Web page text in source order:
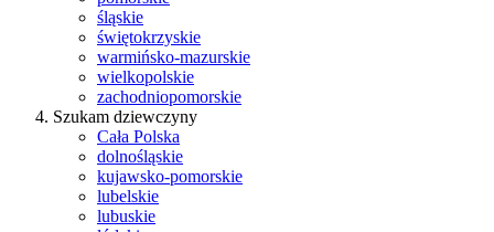
śląskie
świętokrzyskie
warmińsko-mazurskie
wielkopolskie
zachodniopomorskie
Szukam dziewczyny
Cała Polska
dolnośląskie
kujawsko-pomorskie
lubelskie
lubuskie